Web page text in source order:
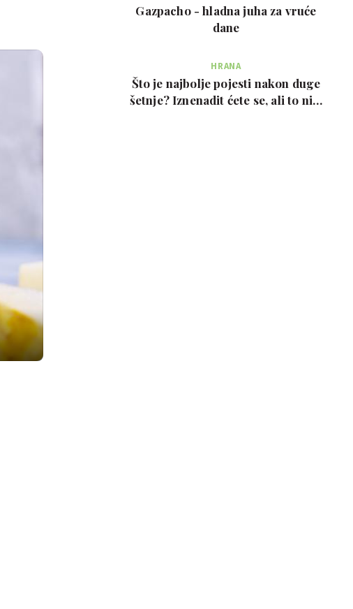
Gazpacho - hladna juha za vruće
dane
HRANA
Što je najbolje pojesti nakon duge
šetnje? Iznenadit ćete se, ali to nije